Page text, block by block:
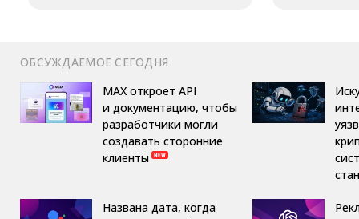
ОБСУЖДАЕМОЕ СЕГОДНЯ
MAX откроет API
и документацию, чтобы
разработчики могли
создавать сторонние
клиенты
Названа дата, когда